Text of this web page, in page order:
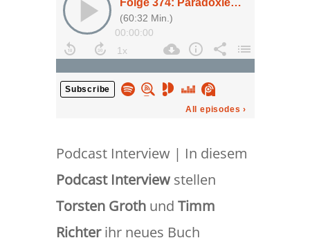
Podcast Interview | In diesem
Podcast Interviewstellen
Torsten Grothund Timm
Richterihr neues Buch